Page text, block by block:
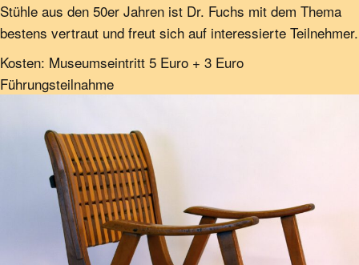
Stühle aus den 50er Jahren ist Dr. Fuchs mit dem Thema
bestens vertraut und freut sich auf interessierte Teilnehmer.
Kosten: Museumseintritt 5 Euro + 3 Euro
Führungsteilnahme